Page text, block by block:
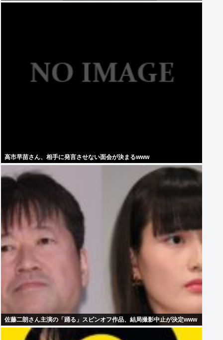
高市早苗さん、相手に発言させない面会が決まるwww
佐藤二朗さん主演の「踊る」スピンオフ作品、結局撮影中止が決定www